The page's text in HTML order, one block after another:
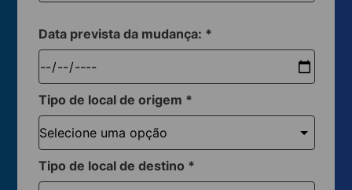
Data prevista da mudança: *
Tipo de local de origem *
Tipo de local de destino *